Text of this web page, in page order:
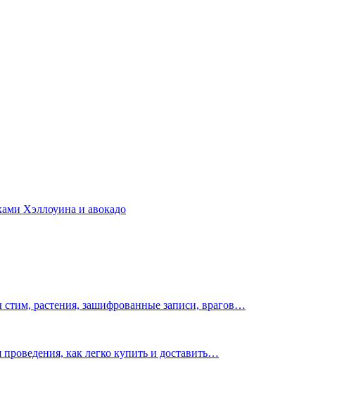
Хэллоуина и авокадо
растения, зашифрованные записи, врагов…
как легко купить и доставить…